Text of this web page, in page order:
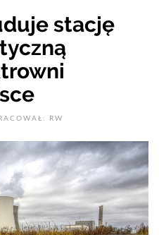
stację
RW